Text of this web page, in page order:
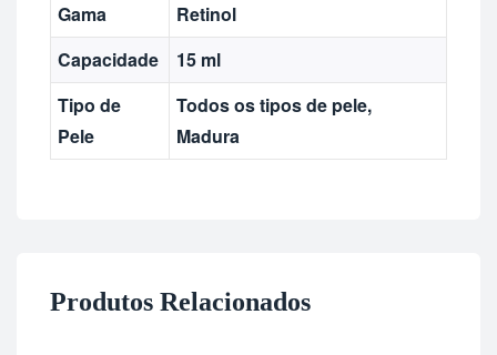
Gama
Retinol
Capacidade
15 ml
Tipo de
Pele
Todos os tipos de pele,
Madura
Produtos Relacionados